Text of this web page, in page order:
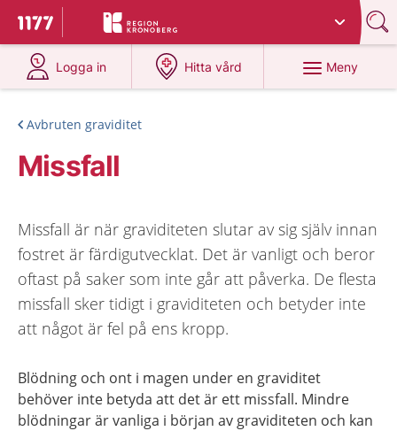
Till startsidan för 1177
Du har valt region
Logga in
på 1177.se
Hitta vård
på 1177.se
Meny
Avbruten graviditet
Missfall
Missfall är när graviditeten slutar av sig själv innan
fostret är färdigutvecklat. Det är vanligt och beror
oftast på saker som inte går att påverka. De flesta
missfall sker tidigt i graviditeten och betyder inte
att något är fel på ens kropp.
Blödning och ont i magen under en graviditet
behöver inte betyda att det är ett missfall. Mindre
blödningar är vanliga i början av graviditeten och kan